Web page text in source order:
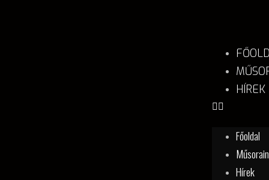
HÍREK
Főoldal
Hírek